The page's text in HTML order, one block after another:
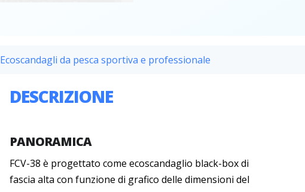
Ecoscandagli da pesca sportiva e professionale
DESCRIZIONE
PANORAMICA
FCV-38 è progettato come ecoscandaglio black-box di
fascia alta con funzione di grafico delle dimensioni del